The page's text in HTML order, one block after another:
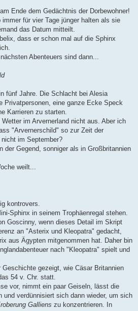
Ende dem Gedächtnis der Dorbewohner!
für vier Tage jünger halten als sie
das Datum mitteilt.
dass er schon mal auf die Sphinx
Abenteuers sind dann...
fünf Jahre. Die Schlacht bei Alesia
Privatpersonen, eine ganze Ecke Speck
Karrieren zu starten.
im Arvernerland nicht aus. Aber ich
"Arvernerschild" so zur Zeit der
im September?
der Gegend, sonniger als in Großbritannien
weilt...
kontrovers.
Sphinx in seinem Trophäenregal stehen.
Goscinny, wenn dieses Detail im Skript
an "Asterix und Kleopatra" gedacht,
aus Ägypten mitgenommen hat. Daher bin
nach "Kleopatra" spielt und
Geschichte gezeigt, wie Cäsar Britannien
54 v. Chr. statt.
vor, nimmt ein paar Geiseln, lässt die
und verdünnisiert sich dann wieder, um sich
Galliens zu konzentrieren. In